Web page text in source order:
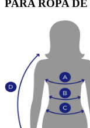
PARA ROPA DE